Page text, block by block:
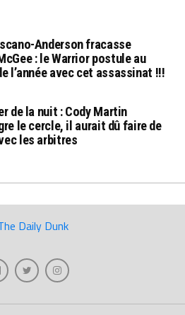
Anderson fracasse
: le Warrior postule au
l’année avec cet assassinat !!!
de la nuit : Cody Martin
le cercle, il aurait dû faire de
les arbitres